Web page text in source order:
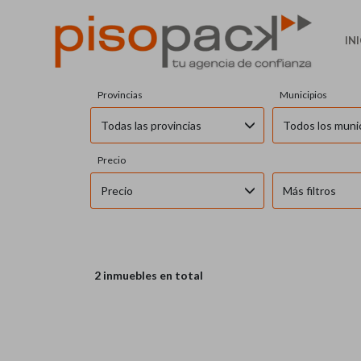
Provincias
Todas las provincias
Municipios
Todos los
Precio
Precio Más filtros
2 inmuebles en total